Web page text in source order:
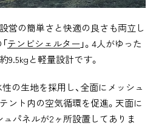
営の簡単さと快適の良さも両立し
テンビシェルター 」。4人がゆった
9.5kgと軽量設計です。
の生地を採用し、全面にメッシュ
ント内の空気循環を促進。天面に
パネルが2ヶ所設置してありま